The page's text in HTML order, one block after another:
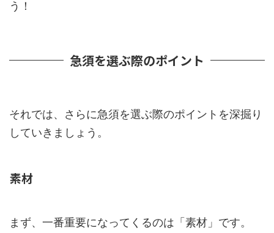
う！
急須を選ぶ際のポイント
それでは、さらに急須を選ぶ際のポイントを深掘り
していきましょう。
素材
まず、一番重要になってくるのは「素材」です。